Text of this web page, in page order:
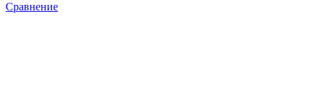
Сравнение